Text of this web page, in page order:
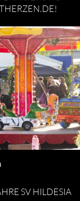
SV HILDESIA